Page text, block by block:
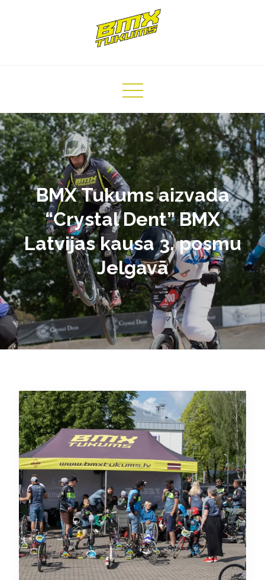
BMX Tukums aizvada
“Crystal Dent” BMX
Latvijas kausa 3. posmu
Jelgavā